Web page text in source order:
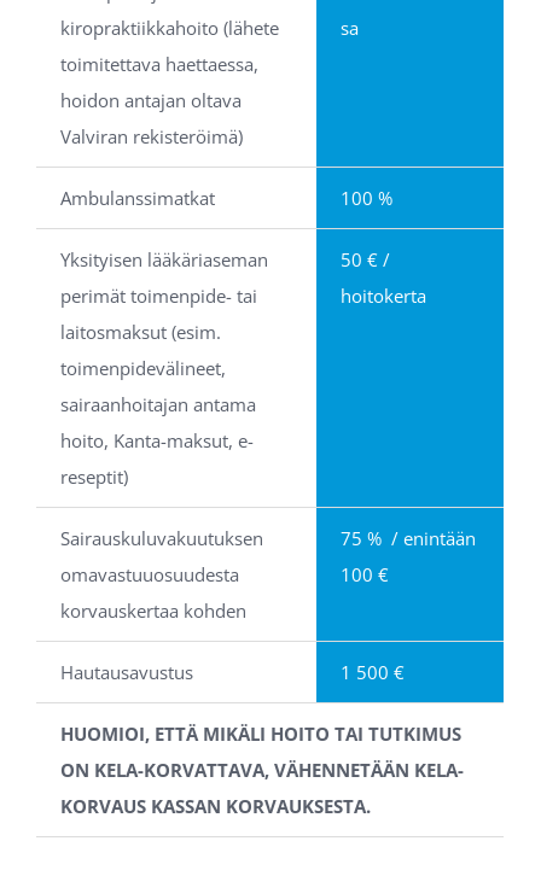
kiropraktiikkahoito (lähete
toimitettava haettaessa,
hoidon antajan oltava
Valviran rekisteröimä)
sa
Ambulanssimatkat 100 %
Yksityisen lääkäriaseman
perimät toimenpide- tai
laitosmaksut (esim.
toimenpidevälineet,
sairaanhoitajan antama
hoito, Kanta-maksut, e-
reseptit)
50 € /
hoitokerta
Sairauskuluvakuutuksen
omavastuuosuudesta
korvauskertaa kohden
75 %  / enintään
100 €
Hautausavustus 1 500 €
HUOMIOI, ETTÄ MIKÄLI HOITO TAI TUTKIMUS
ON KELA-KORVATTAVA, VÄHENNETÄÄN KELA-
KORVAUS KASSAN KORVAUKSESTA.